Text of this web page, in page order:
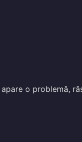
o problemă,